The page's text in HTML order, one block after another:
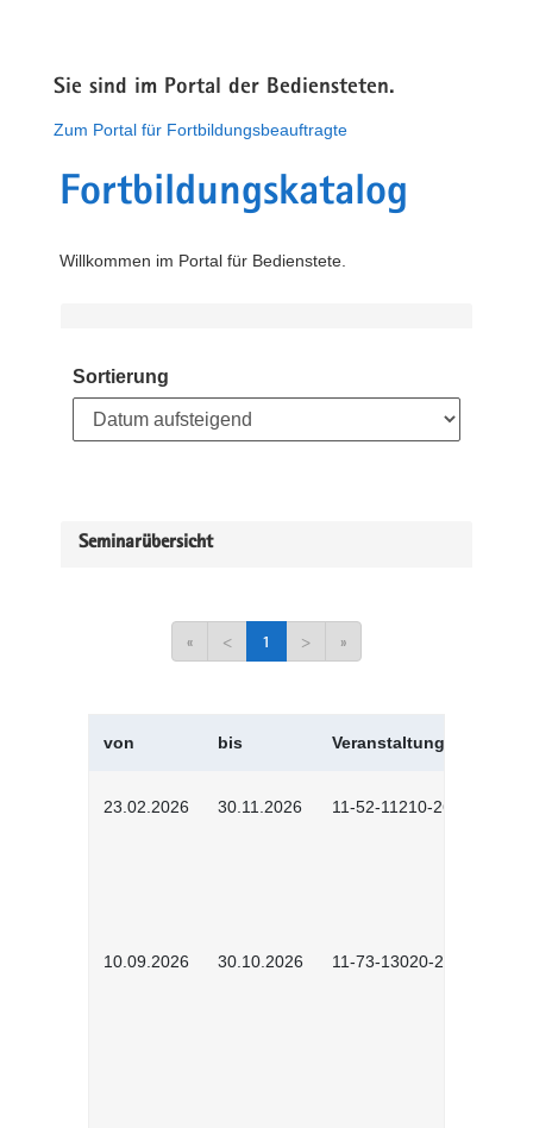
Sie sind im Portal der Bediensteten.
Zum Portal für Fortbildungsbeauftragte
Fortbildungskatalog
Willkommen im Portal für Bedienstete.
Sortierung
Seminarübersicht
« < 1 > »
von bis Veranstaltungskürzel
23.02.2026 30.11.2026 11-52-11210-2602
10.09.2026 30.10.2026 11-73-13020-2601